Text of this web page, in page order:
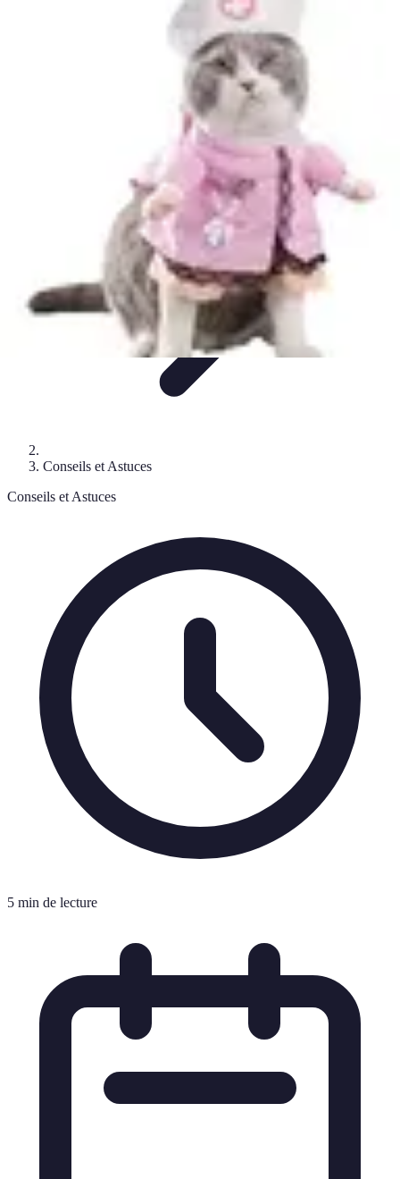
DIY et AstucesDIY et
Idées de déguisements
Conseils et Astuces
Conseils et Astuces
5 min de lecture